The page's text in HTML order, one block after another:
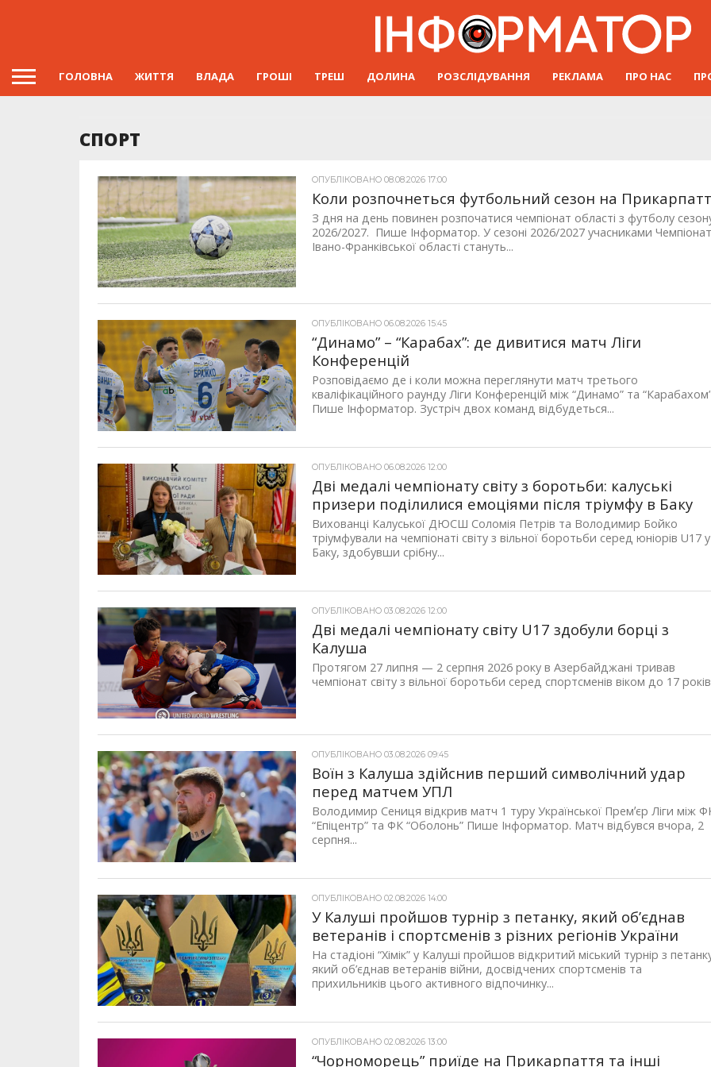
ГОЛОВНА ЖИТТЯ ВЛАДА ГРОШІ ТРЕШ ДОЛИНА РОЗСЛІДУВАННЯ РЕКЛАМА ПРО НАС
СПОРТ
ОПУБЛІКОВАНО 08.08.2026 17:00
Коли розпочнеться футбольний сезон на
З дня на день повинен розпочатися чемпіонат області з футболу
2026/2027. Пише Інформатор. У сезоні 2026/2027 учасниками
Івано-Франківської області стануть...
ОПУБЛІКОВАНО 06.08.2026 15:45
“Динамо” – “Карабах”: де дивитися матч Ліги
Конференцій
Розповідаємо де і коли можна переглянути матч третього
кваліфікаційного раунду Ліги Конференцій між “Динамо” та
Пише Інформатор. Зустріч двох команд відбудеться...
ОПУБЛІКОВАНО 06.08.2026 12:00
Дві медалі чемпіонату світу з боротьби: калуські
призери поділилися емоціями після тріумфу в Баку
Вихованці Калуської ДЮСШ Соломія Петрів та Володимир Бойко
тріумфували на чемпіонаті світу з вільної боротьби серед юніорів U17 у
Баку, здобувши срібну...
ОПУБЛІКОВАНО 03.08.2026 12:00
Дві медалі чемпіонату світу U17 здобули борці з
Калуша
Протягом 27 липня — 2 серпня 2026 року в Азербайджані тривав
чемпіонат світу з вільної боротьби серед спортсменів віком до 17
ОПУБЛІКОВАНО 03.08.2026 09:45
Воїн з Калуша здійснив перший символічний удар
перед матчем УПЛ
Володимир Сениця відкрив матч 1 туру Української Премʼєр Ліги між
“Епіцентр” та ФК “Оболонь” Пише Інформатор. Матч відбувся вчора, 2
серпня...
ОПУБЛІКОВАНО 02.08.2026 14:00
У Калуші пройшов турнір з петанку, який об’єднав
ветеранів і спортсменів з різних регіонів України
На стадіоні “Хімік” у Калуші пройшов відкритий міський турнір з
який об’єднав ветеранів війни, досвідчених спортсменів та
прихильників цього активного відпочинку...
ОПУБЛІКОВАНО 02.08.2026 13:00
“Чорноморець” приїде на Прикарпаття та інші